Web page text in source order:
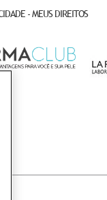
- MEUS DIREITOS